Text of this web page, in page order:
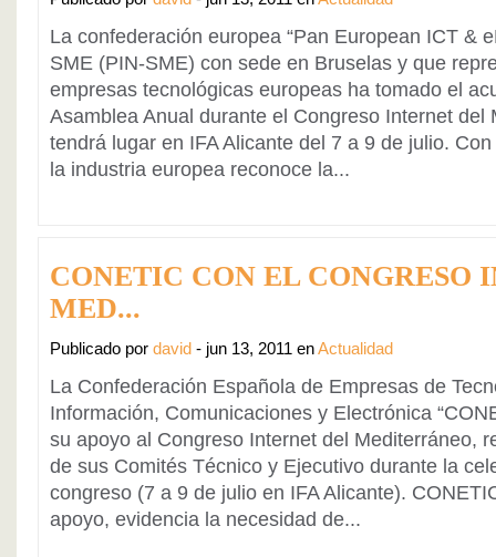
La confederación europea “Pan European ICT &
SME (PIN-SME) con sede en Bruselas y que
empresas tecnológicas europeas ha tomado el
Asamblea Anual durante el Congreso Internet del
tendrá lugar en IFA Alicante del 7 a 9 de julio.
la industria europea reconoce la...
CONETIC CON EL CONGRESO
MED...
Publicado por david - jun 13, 2011 enActualidad
La Confederación Española de Empresas de
Información, Comunicaciones y Electrónica
su apoyo al Congreso Internet del Mediterráneo,
de sus Comités Técnico y Ejecutivo durante la
congreso (7 a 9 de julio en IFA Alicante).
apoyo, evidencia la necesidad de...